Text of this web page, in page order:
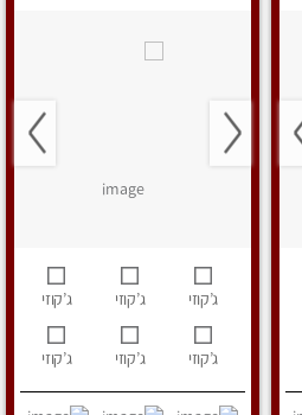
ג’קוזי ג’קוזי ג’קוזי
ג’קוזי ג’קוזי ג’קוזי